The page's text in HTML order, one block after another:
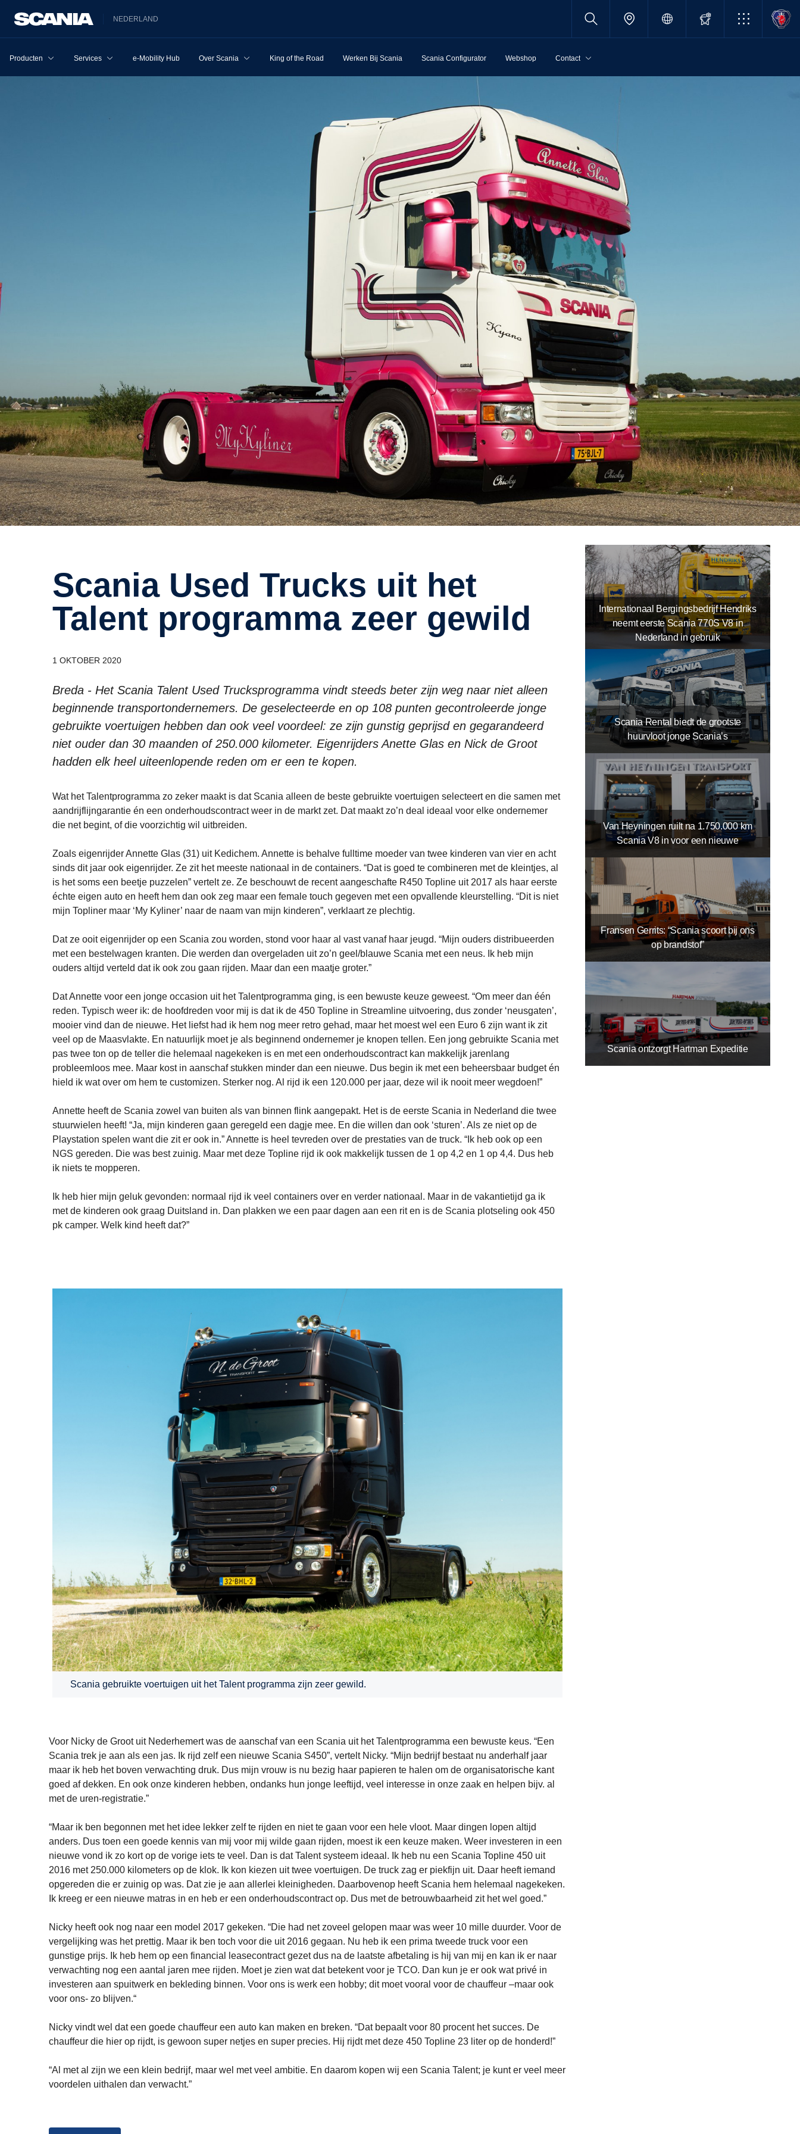
NEDERLAND
Producten Services e-Mobility Hub Over Scania King of the Road Werken Bij Scania Scania Configurator Webshop Contact
Scania Used Trucks uit het
Talent programma zeer gewild
1 OKTOBER 2020
Breda - Het Scania Talent Used Trucksprogramma vindt steeds beter zijn weg naar niet alleen
beginnende transportondernemers. De geselecteerde en op 108 punten gecontroleerde jonge
gebruikte voertuigen hebben dan ook veel voordeel: ze zijn gunstig geprijsd en gegarandeerd
niet ouder dan 30 maanden of 250.000 kilometer. Eigenrijders Anette Glas en Nick de Groot
hadden elk heel uiteenlopende reden om er een te kopen.
Wat het Talentprogramma zo zeker maakt is dat Scania alleen de beste gebruikte voertuigen selecteert en die samen met
aandrijflijngarantie én een onderhoudscontract weer in de markt zet. Dat maakt zo’n deal ideaal voor elke ondernemer
die net begint, of die voorzichtig wil uitbreiden.
Zoals eigenrijder Annette Glas (31) uit Kedichem. Annette is behalve fulltime moeder van twee kinderen van vier en acht
sinds dit jaar ook eigenrijder. Ze zit het meeste nationaal in de containers. “Dat is goed te combineren met de kleintjes, al
is het soms een beetje puzzelen” vertelt ze. Ze beschouwt de recent aangeschafte R450 Topline uit 2017 als haar eerste
échte eigen auto en heeft hem dan ook zeg maar een female touch gegeven met een opvallende kleurstelling. “Dit is niet
mijn Topliner maar ‘My Kyliner’ naar de naam van mijn kinderen”, verklaart ze plechtig.
Dat ze ooit eigenrijder op een Scania zou worden, stond voor haar al vast vanaf haar jeugd. “Mijn ouders distribueerden
met een bestelwagen kranten. Die werden dan overgeladen uit zo’n geel/blauwe Scania met een neus. Ik heb mijn
ouders altijd verteld dat ik ook zou gaan rijden. Maar dan een maatje groter.”
Dat Annette voor een jonge occasion uit het Talentprogramma ging, is een bewuste keuze geweest. “Om meer dan één
reden. Typisch weer ik: de hoofdreden voor mij is dat ik de 450 Topline in Streamline uitvoering, dus zonder ‘neusgaten’,
mooier vind dan de nieuwe. Het liefst had ik hem nog meer retro gehad, maar het moest wel een Euro 6 zijn want ik zit
veel op de Maasvlakte. En natuurlijk moet je als beginnend ondernemer je knopen tellen. Een jong gebruikte Scania met
pas twee ton op de teller die helemaal nagekeken is en met een onderhoudscontract kan makkelijk jarenlang
probleemloos mee. Maar kost in aanschaf stukken minder dan een nieuwe. Dus begin ik met een beheersbaar budget én
hield ik wat over om hem te customizen. Sterker nog. Al rijd ik een 120.000 per jaar, deze wil ik nooit meer wegdoen!”
Annette heeft de Scania zowel van buiten als van binnen flink aangepakt. Het is de eerste Scania in Nederland die twee
stuurwielen heeft! “Ja, mijn kinderen gaan geregeld een dagje mee. En die willen dan ook ‘sturen’. Als ze niet op de
Playstation spelen want die zit er ook in.” Annette is heel tevreden over de prestaties van de truck. “Ik heb ook op een
NGS gereden. Die was best zuinig. Maar met deze Topline rijd ik ook makkelijk tussen de 1 op 4,2 en 1 op 4,4. Dus heb
ik niets te mopperen.
Ik heb hier mijn geluk gevonden: normaal rijd ik veel containers over en verder nationaal. Maar in de vakantietijd ga ik
met de kinderen ook graag Duitsland in. Dan plakken we een paar dagen aan een rit en is de Scania plotseling ook 450
pk camper. Welk kind heeft dat?”
Scania gebruikte voertuigen uit het Talent programma zijn zeer gewild.
Voor Nicky de Groot uit Nederhemert was de aanschaf van een Scania uit het Talentprogramma een bewuste keus. “Een
Scania trek je aan als een jas. Ik rijd zelf een nieuwe Scania S450”, vertelt Nicky. “Mijn bedrijf bestaat nu anderhalf jaar
maar ik heb het boven verwachting druk. Dus mijn vrouw is nu bezig haar papieren te halen om de organisatorische kant
goed af dekken. En ook onze kinderen hebben, ondanks hun jonge leeftijd, veel interesse in onze zaak en helpen bijv. al
met de uren-registratie.”
“Maar ik ben begonnen met het idee lekker zelf te rijden en niet te gaan voor een hele vloot. Maar dingen lopen altijd
anders. Dus toen een goede kennis van mij voor mij wilde gaan rijden, moest ik een keuze maken. Weer investeren in een
nieuwe vond ik zo kort op de vorige iets te veel. Dan is dat Talent systeem ideaal. Ik heb nu een Scania Topline 450 uit
2016 met 250.000 kilometers op de klok. Ik kon kiezen uit twee voertuigen. De truck zag er piekfijn uit. Daar heeft iemand
opgereden die er zuinig op was. Dat zie je aan allerlei kleinigheden. Daarbovenop heeft Scania hem helemaal nagekeken.
Ik kreeg er een nieuwe matras in en heb er een onderhoudscontract op. Dus met de betrouwbaarheid zit het wel goed.”
Nicky heeft ook nog naar een model 2017 gekeken. “Die had net zoveel gelopen maar was weer 10 mille duurder. Voor de
vergelijking was het prettig. Maar ik ben toch voor die uit 2016 gegaan. Nu heb ik een prima tweede truck voor een
gunstige prijs. Ik heb hem op een financial leasecontract gezet dus na de laatste afbetaling is hij van mij en kan ik er naar
verwachting nog een aantal jaren mee rijden. Moet je zien wat dat betekent voor je TCO. Dan kun je er ook wat privé in
investeren aan spuitwerk en bekleding binnen. Voor ons is werk een hobby; dit moet vooral voor de chauffeur –maar ook
voor ons- zo blijven.“
Nicky vindt wel dat een goede chauffeur een auto kan maken en breken. “Dat bepaalt voor 80 procent het succes. De
chauffeur die hier op rijdt, is gewoon super netjes en super precies. Hij rijdt met deze 450 Topline 23 liter op de honderd!”
“Al met al zijn we een klein bedrijf, maar wel met veel ambitie. En daarom kopen wij een Scania Talent; je kunt er veel meer
voordelen uithalen dan verwacht.”
Internationaal Bergingsbedrijf Hendriks
neemt eerste Scania 770S V8 in
Nederland in gebruik
Scania Rental biedt de grootste
huurvloot jonge Scania’s
Van Heyningen ruilt na 1.750.000 km
Scania V8 in voor een nieuwe
Fransen Gerrits: “Scania scoort bij ons
op brandstof”
Scania ontzorgt Hartman Expeditie